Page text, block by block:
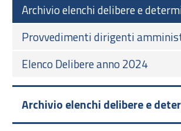
Archivio elenchi delibere e
Provvedimenti dirigenti
Elenco Delibere anno 2024
Archivio elenchi delibere e